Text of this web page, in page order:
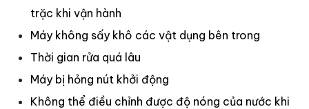
trặc khi vận hành
Máy không sấy khô các vật dụng bên trong
Thời gian rửa quá lâu
Máy bị hỏng nút khởi động
Không thể điều chỉnh được độ nóng của nước khi